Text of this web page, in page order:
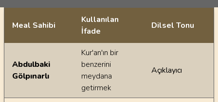
Ayetin meallerindeki dilsel farklılıklar
Meal Sahibi
Kullanılan
İfade
Dilsel Tonu
Abdulbaki
Gölpınarlı
Kur'an'ın bir
benzerini
meydana
getirmek
Açıklayıcı